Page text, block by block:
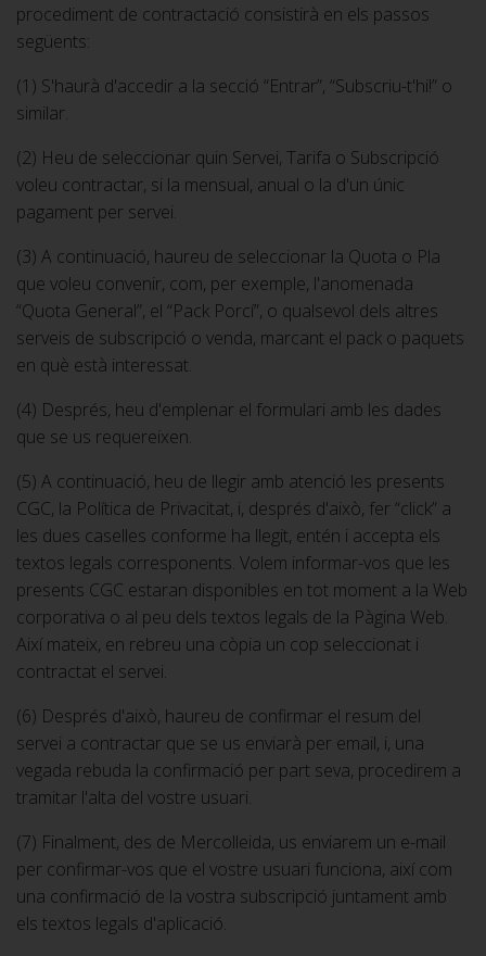
procediment de contractació consistirà en els passos
següents:
(1) S'haurà d'accedir a la secció “Entrar”, “Subscriu-t'hi!” o
similar.
(2) Heu de seleccionar quin Servei, Tarifa o Subscripció
voleu contractar, si la mensual, anual o la d'un únic
pagament per servei.
(3) A continuació, haureu de seleccionar la Quota o Pla
que voleu convenir, com, per exemple, l'anomenada
“Quota General”, el “Pack Porcí”, o qualsevol dels altres
serveis de subscripció o venda, marcant el pack o paquets
en què està interessat.
(4) Després, heu d'emplenar el formulari amb les dades
que se us requereixen.
(5) A continuació, heu de llegir amb atenció les presents
CGC, la Política de Privacitat, i, després d'això, fer “click” a
les dues caselles conforme ha llegit, entén i accepta els
textos legals corresponents. Volem informar-vos que les
presents CGC estaran disponibles en tot moment a la Web
corporativa o al peu dels textos legals de la Pàgina Web.
Així mateix, en rebreu una còpia un cop seleccionat i
contractat el servei.
(6) Després d'això, haureu de confirmar el resum del
servei a contractar que se us enviarà per email, i, una
vegada rebuda la confirmació per part seva, procedirem a
tramitar l'alta del vostre usuari.
(7) Finalment, des de Mercolleida, us enviarem un e-mail
per confirmar-vos que el vostre usuari funciona, així com
una confirmació de la vostra subscripció juntament amb
els textos legals d'aplicació.